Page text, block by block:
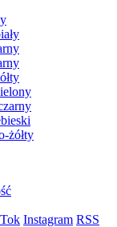
żółty
Instagram RSS